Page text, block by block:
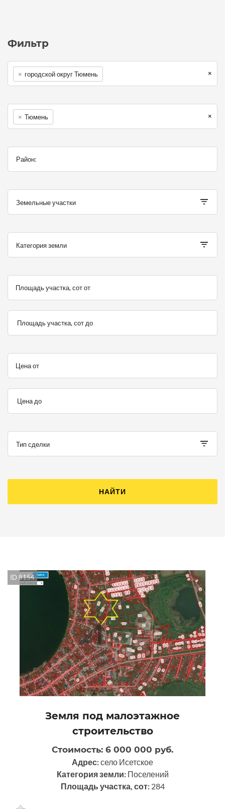
Фильтр
×
× городской округ Тюмень
×
× Тюмень
Земельные участки
Категория земли
Площадь участка, сот от
Площадь участка, сот до
Цена от
Цена до
Тип сделки
НАЙТИ
ID 8154
Земля под малоэтажное
строительство
Стоимость: 6 000 000 руб.
Адрес:село Исетское
Категория земли: Поселений
Площадь участка, сот: 284